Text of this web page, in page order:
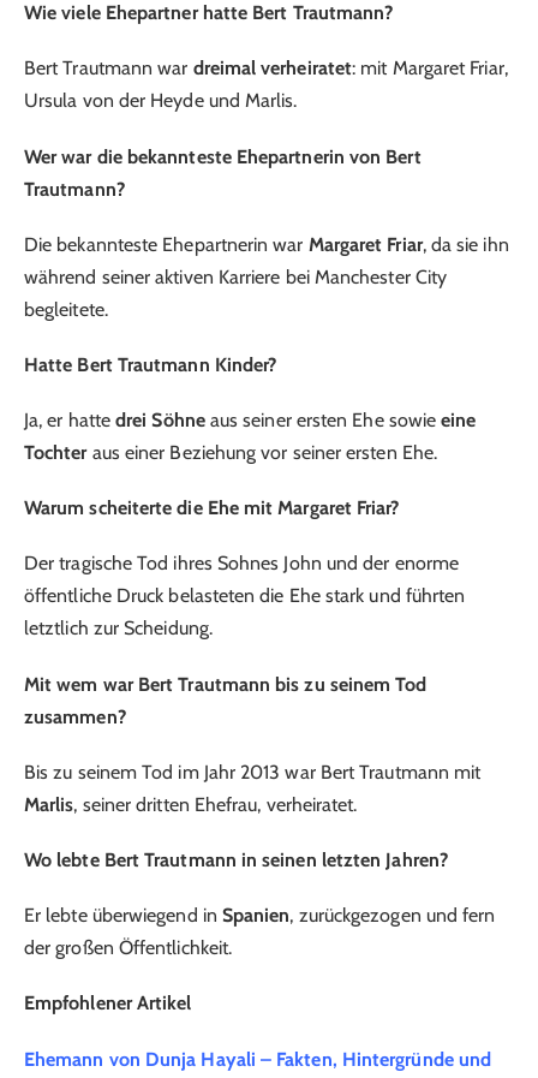
Wie viele Ehepartner hatte Bert Trautmann?
Bert Trautmann war dreimal verheiratet: mit Margaret Friar,
Ursula von der Heyde und Marlis.
Wer war die bekannteste Ehepartnerin von Bert
Trautmann?
Die bekannteste Ehepartnerin war Margaret Friar, da sie ihn
während seiner aktiven Karriere bei Manchester City
begleitete.
Hatte Bert Trautmann Kinder?
Ja, er hattedrei Söhneaus seiner ersten Ehe sowieeine
Tochteraus einer Beziehung vor seiner ersten Ehe.
Warum scheiterte die Ehe mit Margaret Friar?
Der tragische Tod ihres Sohnes John und der enorme
öffentliche Druck belasteten die Ehe stark und führten
letztlich zur Scheidung.
Mit wem war Bert Trautmann bis zu seinem Tod
zusammen?
Bis zu seinem Tod im Jahr 2013 war Bert Trautmann mit
Marlis, seiner dritten Ehefrau, verheiratet.
Wo lebte Bert Trautmann in seinen letzten Jahren?
Er lebte überwiegend in Spanien, zurückgezogen und fern
der großen Öffentlichkeit.
Empfohlener Artikel
Ehemann von Dunja Hayali – Fakten, Hintergründe und